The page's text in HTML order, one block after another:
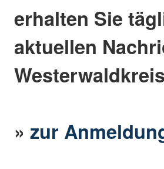
erhalten Sie
aktuellen
»zur